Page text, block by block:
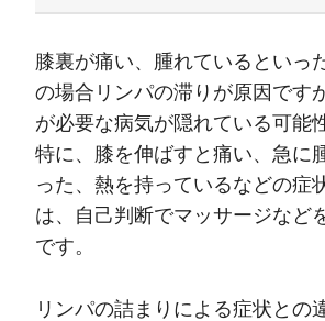
膝裏が痛い、腫れているといっ
の場合リンパの滞りが原因です
が必要な病気が隠れている可能
特に、膝を伸ばすと痛い、急に
った、熱を持っているなどの症
は、自己判断でマッサージなど
です。
リンパの詰まりによる症状との